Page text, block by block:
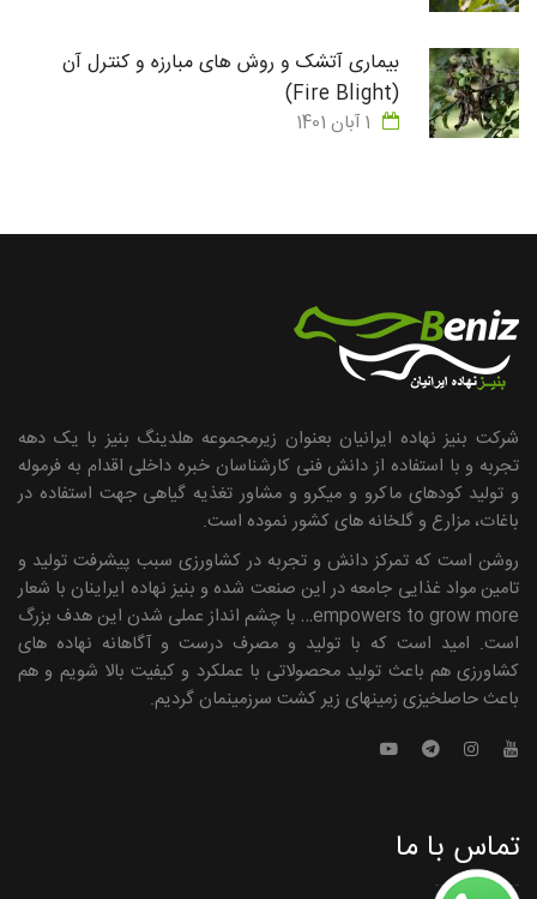
بیماری آتشک و روش های مبارزه و کنترل آن
(Fire Blight)
1 آبان 1401
شرکت بنیز نهاده ایرانیان بعنوان زیرمجموعه هلدینگ بنیز با یک دهه
تجربه و با استفاده از دانش فنی کارشناسان خبره داخلی اقدام به فرموله
و تولید کودهای ماکرو و میکرو و مشاور تغذیه گیاهی جهت استفاده در
باغات، مزارع و گلخانه های کشور نموده است.
روشن است که تمرکز دانش و تجربه در کشاورزی سبب پیشرفت تولید و
تامین مواد غذایی جامعه در این صنعت شده و بنیز نهاده ایراینان با شعار
empowers to grow more… با چشم انداز عملی شدن این هدف بزرگ
است. امید است که با تولید و مصرف درست و آگاهانه نهاده ­های
کشاورزی هم باعث تولید محصولاتی با عملکرد و کیفیت بالا شویم و هم
باعث حاصلخیزی زمین­های زیر کشت سرزمینمان گردیم.
تماس با ما